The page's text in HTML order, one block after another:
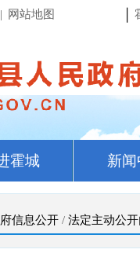
| 网站地图
霍城 新
信息公开 / 法定主动公